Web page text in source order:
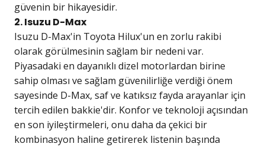
güvenin bir hikayesidir.
2. Isuzu D-Max
Isuzu D-Max'in Toyota Hilux'un en zorlu rakibi
olarak görülmesinin sağlam bir nedeni var.
Piyasadaki en dayanıklı dizel motorlardan birine
sahip olması ve sağlam güvenilirliğe verdiği önem
sayesinde D-Max, saf ve katıksız fayda arayanlar için
tercih edilen bakkie'dir. Konfor ve teknoloji açısından
en son iyileştirmeleri, onu daha da çekici bir
kombinasyon haline getirerek listenin başında